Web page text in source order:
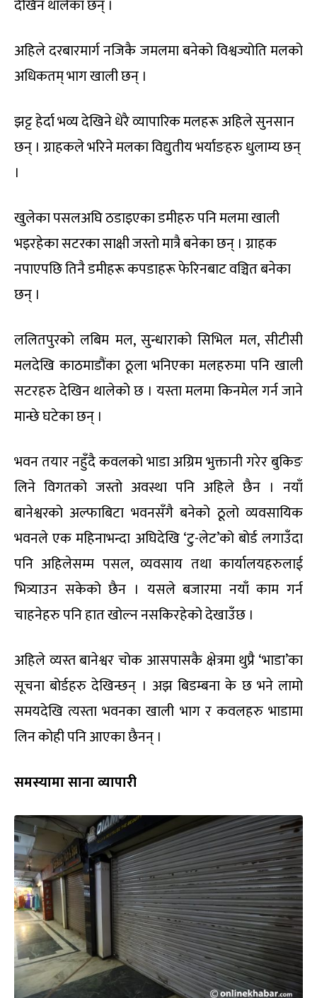
देखिन थालेका छन् ।
अहिले दरबारमार्ग नजिकै जमलमा बनेको विश्वज्योति मलको
अधिकतम् भाग खाली छन् ।
झट्ट हेर्दा भव्य देखिने धेरै व्यापारिक मलहरू अहिले सुनसान
छन् । ग्राहकले भरिने मलका विद्युतीय भर्याङहरु धुलाम्य छन्
।
खुलेका पसलअघि ठडाइएका डमीहरु पनि मलमा खाली
भइरहेका सटरका साक्षी जस्तो मात्रै बनेका छन् । ग्राहक
नपाएपछि तिनै डमीहरू कपडाहरू फेरिनबाट वञ्चित बनेका
छन् ।
ललितपुरको लबिम मल, सुन्धाराको सिभिल मल, सीटीसी
मलदेखि काठमाडौंका ठूला भनिएका मलहरुमा पनि खाली
सटरहरु देखिन थालेको छ । यस्ता मलमा किनमेल गर्न जाने
मान्छे घटेका छन् ।
भवन तयार नहुँदै कवलको भाडा अग्रिम भुक्तानी गरेर बुकिङ
लिने विगतको जस्तो अवस्था पनि अहिले छैन । नयाँ
बानेश्वरको अल्फाबिटा भवनसँगै बनेको ठूलो व्यवसायिक
भवनले एक महिनाभन्दा अघिदेखि ‘टु-लेट’को बोर्ड लगाउँदा
पनि अहिलेसम्म पसल, व्यवसाय तथा कार्यालयहरुलाई
भित्र्याउन सकेको छैन । यसले बजारमा नयाँ काम गर्न
चाहनेहरु पनि हात खोल्न नसकिरहेको देखाउँछ ।
अहिले व्यस्त बानेश्वर चोक आसपासकै क्षेत्रमा थुप्रै ‘भाडा’का
सूचना बोर्डहरु देखिन्छन् । अझ बिडम्बना के छ भने लामो
समयदेखि त्यस्ता भवनका खाली भाग र कवलहरु भाडामा
लिन कोही पनि आएका छैनन् ।
समस्यामा साना व्यापारी